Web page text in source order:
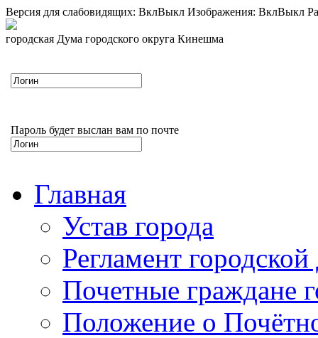
Версия для слабовидящих: ВклВыкл Изображения: ВклВыкл
городская Дума городского округа Кинешма
Пароль будет выслан вам по почте
Главная
Устав города
Регламент
Почетные граждане
Положение о